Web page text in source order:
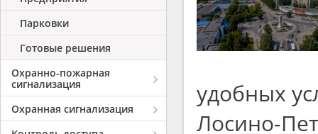
Парковки
Готовые решения
Охранно-пожарная
сигнализация
Охранная сигнализация
удобных
Лосино-